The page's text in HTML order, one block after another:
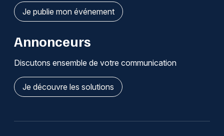
Je publie mon événement
Annonceurs
Discutons ensemble de votre communication
Je découvre les solutions